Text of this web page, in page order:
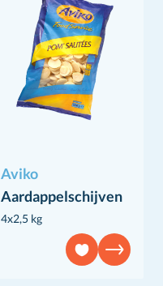
Aviko
Aardappelschijven
4x2,5 kg